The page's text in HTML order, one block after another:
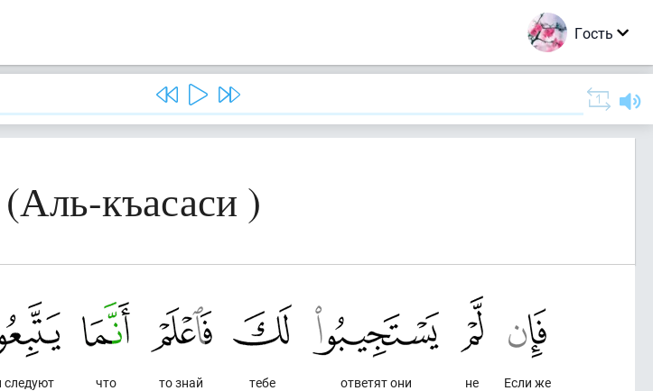
Гость
къасаси )
Если же
не
ответят они
тебе
то знай
что
следуют